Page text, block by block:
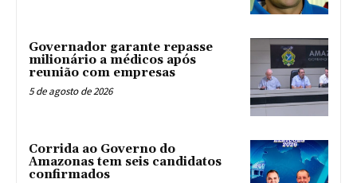
Governador garante repasse
milionário a médicos após
reunião com empresas
5 de agosto de 2026
Corrida ao Governo do
Amazonas tem seis candidatos
confirmados